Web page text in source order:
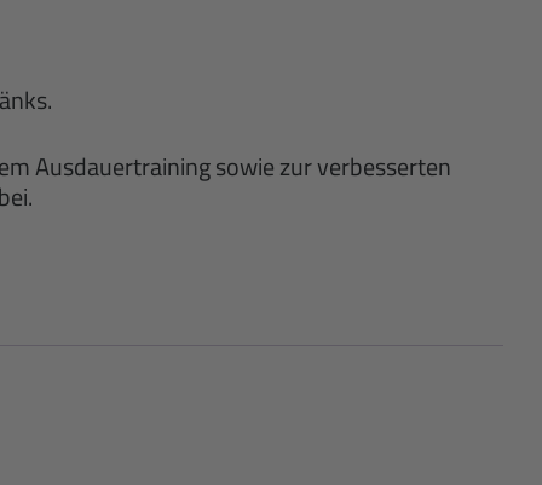
Ausdauertraining sowie zur verbesserten